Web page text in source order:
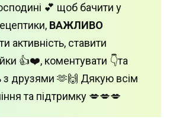
💕 щоб бачити у
ВАЖЛИВО
активність, ставити
👍❤️, коментувати 👇та
з друзями 🫶🙌 Дякую всім
та підтримку 💋💋💋